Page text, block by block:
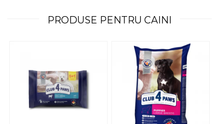
PRODUSE PENTRU CAINI